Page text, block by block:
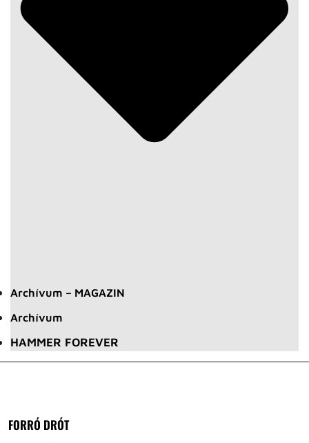
Archívum – MAGAZIN
Archívum
HAMMER FOREVER
FORRÓ DRÓT